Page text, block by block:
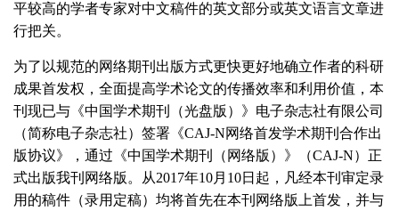
平较高的学者专家对中文稿件的英文部分或英文语言文章进
行把关。
为了以规范的网络期刊出版方式更快更好地确立作者的科研
成果首发权，全面提高学术论文的传播效率和利用价值，本
刊现已与《中国学术期刊（光盘版）》电子杂志社有限公司
（简称电子杂志社）签署《CAJ-N网络首发学术期刊合作出
版协议》，通过《中国学术期刊（网络版）》（CAJ-N）正
式出版我刊网络版。从2017年10月 10日起，凡经本刊审定录
用的稿件（录用定稿）均将首先在本刊网络版上首发，并与